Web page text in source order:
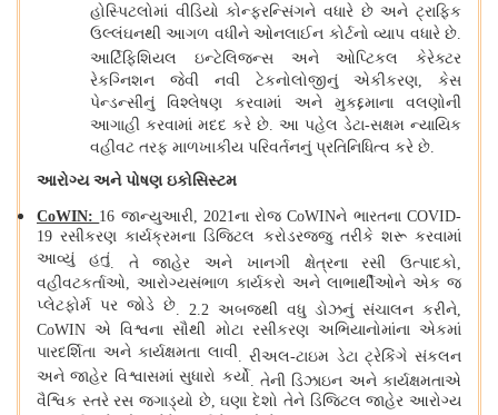
હોસ્પિટલોમાં વીડિયો કોન્ફરન્સિંગને વધારે છે અને ટ્રાફિક
ઉલ્લંઘનથી આગળ વધીને ઓનલાઈન કોર્ટનો વ્યાપ વધારે છે.
આર્ટિફિશિયલ ઇન્ટેલિજન્સ
અને ઓપ્ટિકલ કેરેક્ટર
રેકગ્નિશન જેવી નવી ટેકનોલોજીનું એકીકરણ, કેસ
પેન્ડન્સીનું વિશ્લેષણ કરવામાં અને મુકદ્દમાના વલણોની
આગાહી કરવામાં મદદ કરે છે. આ પહેલ ડેટા-સક્ષમ ન્યાયિક
વહીવટ તરફ માળખાકીય પરિવર્તનનું પ્રતિનિધિત્વ કરે છે.
આરોગ્ય અને પોષણ ઇકોસિસ્ટમ
CoWIN: 16 જાન્યુઆરી, 2021ના ​​રોજ CoWINને ભારતના COVID-
19 રસીકરણ કાર્યક્રમના ડિજિટલ કરોડરજ્જુ તરીકે શરૂ કરવામાં
આવ્યું હતું. તે જાહેર અને ખાનગી ક્ષેત્રના રસી ઉત્પાદકો,
વહીવટકર્તાઓ, આરોગ્યસંભાળ કાર્યકરો અને લાભાર્થીઓને એક જ
પ્લેટફોર્મ પર જોડે છે. 2.2 અબજથી વધુ ડોઝનું સંચાલન કરીને,
CoWIN એ વિશ્વના સૌથી મોટા રસીકરણ અભિયાનોમાંના એકમાં
પારદર્શિતા અને કાર્યક્ષમતા લાવી.રીઅલ-ટાઇમ ડેટા ટ્રેકિંગે સંકલન
અને જાહેર વિશ્વાસમાં સુધારો કર્યો. તેની ડિઝાઇન અને કાર્યક્ષમતાએ
વૈશ્વિક સ્તરે રસ જગાડ્યો છે, ઘણા દેશો તેને ડિજિટલ જાહેર આરોગ્ય